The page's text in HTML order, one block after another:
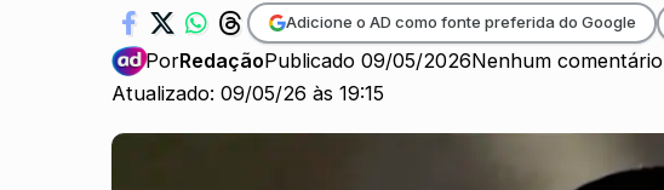
Atualizado: 09/05/26 às 19:15
PorRedaçãoPublicado 09/05/2026Nenhum comentário
Adicione o AD como fonte preferida do Google